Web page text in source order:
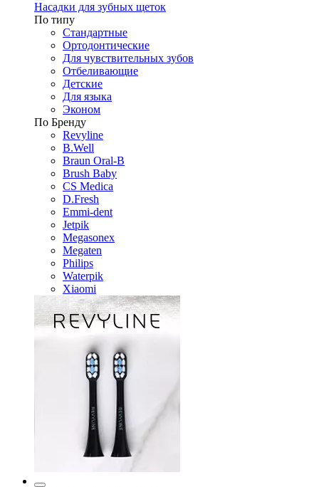
Насадки для зубных щеток
По типу
Стандартные
Ортодонтические
Для чувствительных зубов
Отбеливающие
Детские
Для языка
Эконом
По Бренду
Revyline
B.Well
Braun Oral-B
Brush Baby
CS Medica
D.Fresh
Emmi-dent
Jetpik
Megasonex
Megaten
Philips
Waterpik
Xiaomi